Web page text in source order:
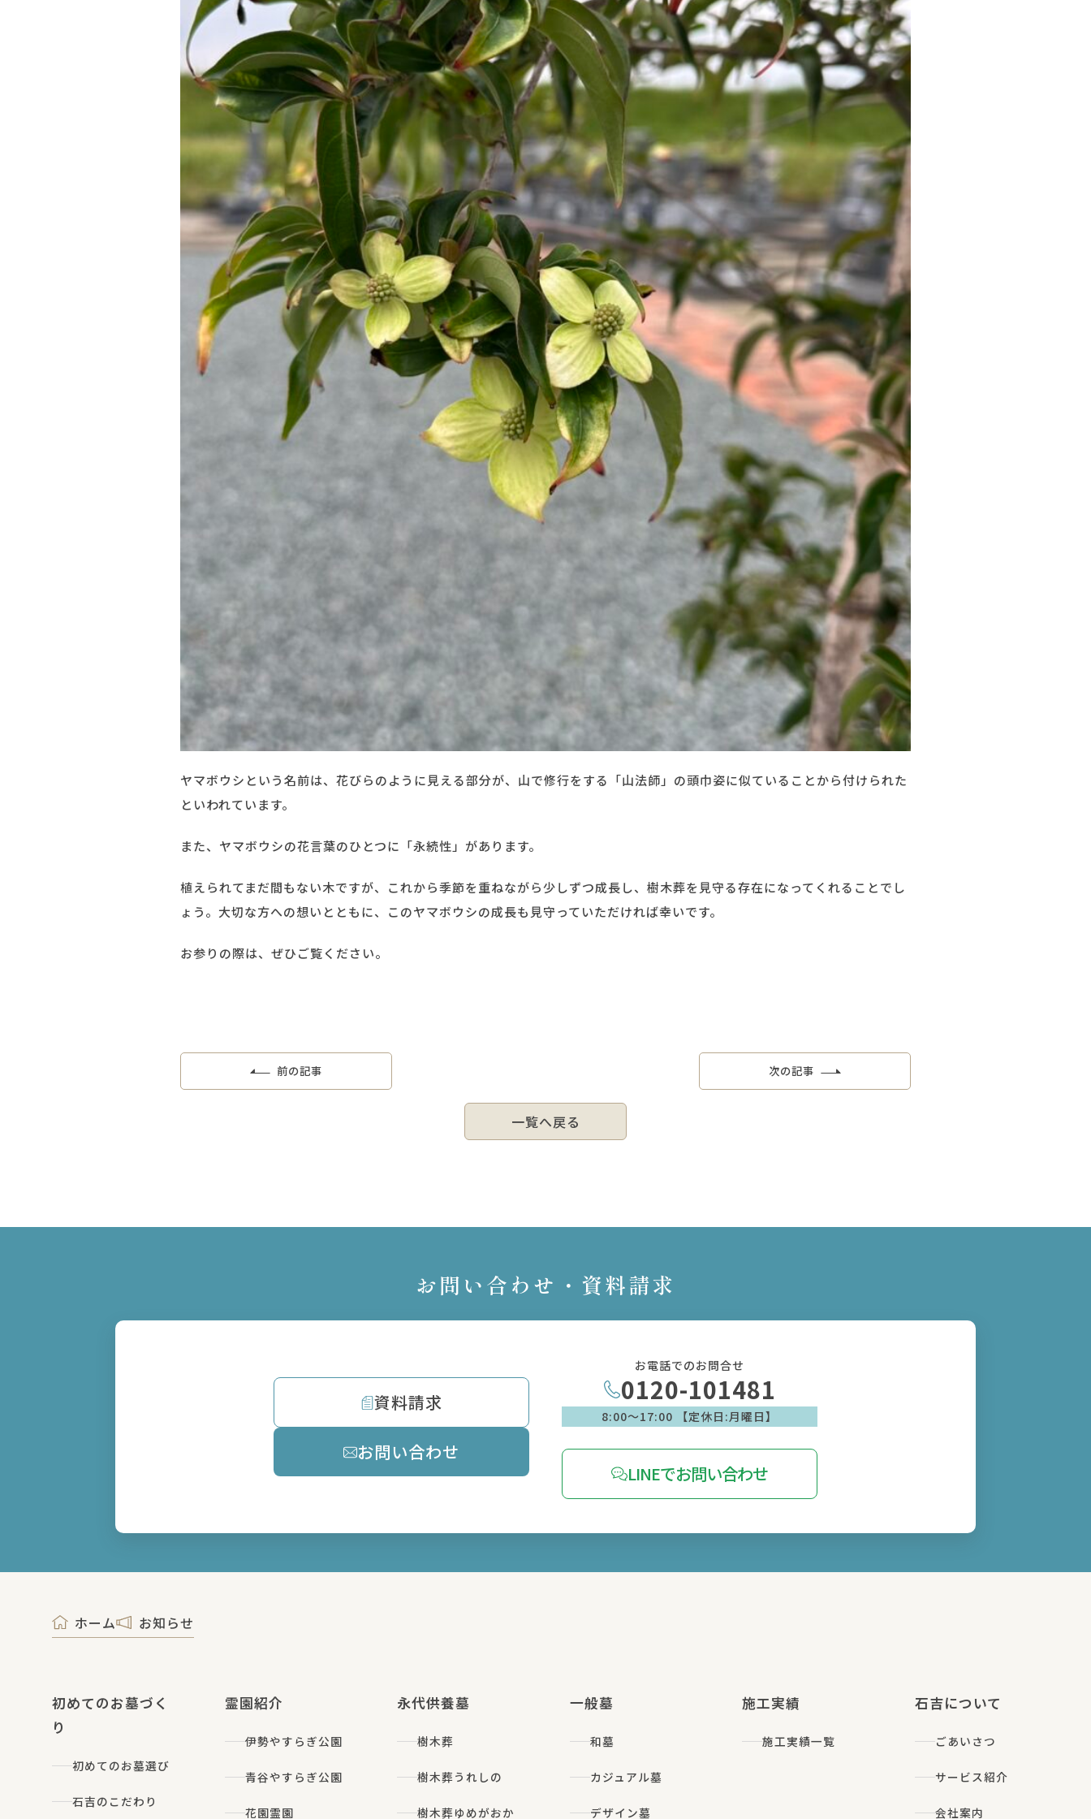
ヤマボウシという名前は、花びらのように見える部分が、山で修行をする「山法師」の頭巾姿に似ていることから付けられた
といわれています。
また、ヤマボウシの花言葉のひとつに「永続性」があります。
植えられてまだ間もない木ですが、これから季節を重ねながら少しずつ成長し、樹木葬を見守る存在になってくれることでし
ょう。大切な方への想いとともに、このヤマボウシの成長も見守っていただければ幸いです。
お参りの際は、ぜひご覧ください。
前の記事
一覧へ戻る
次の記事
お問い合わせ・資料請求
資料請求
お問い合わせ
お電話でのお問合せ
0120-101481
8:00〜17:00 【定休日:月曜日】
LINEでお問い合わせ
ホーム お知らせ
初めてのお墓づく
り
初めてのお墓選び
石吉のこだわり
霊園紹介
伊勢やすらぎ公園
青谷やすらぎ公園
花園霊園
永代供養墓
樹木葬
樹木葬うれしの
樹木葬ゆめがおか
一般墓
和墓
カジュアル墓
デザイン墓
施工実績
施工実績一覧
石吉について
ごあいさつ
サービス紹介
会社案内